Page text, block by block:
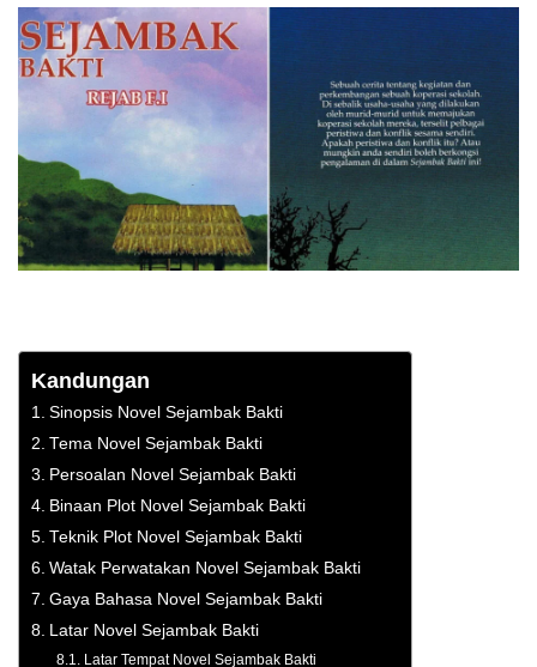
Kandungan
Sinopsis Novel Sejambak Bakti
Tema Novel Sejambak Bakti
Persoalan Novel Sejambak Bakti
Binaan Plot Novel Sejambak Bakti
Teknik Plot Novel Sejambak Bakti
Watak Perwatakan Novel Sejambak Bakti
Gaya Bahasa Novel Sejambak Bakti
Latar Novel Sejambak Bakti
Latar Tempat Novel Sejambak Bakti